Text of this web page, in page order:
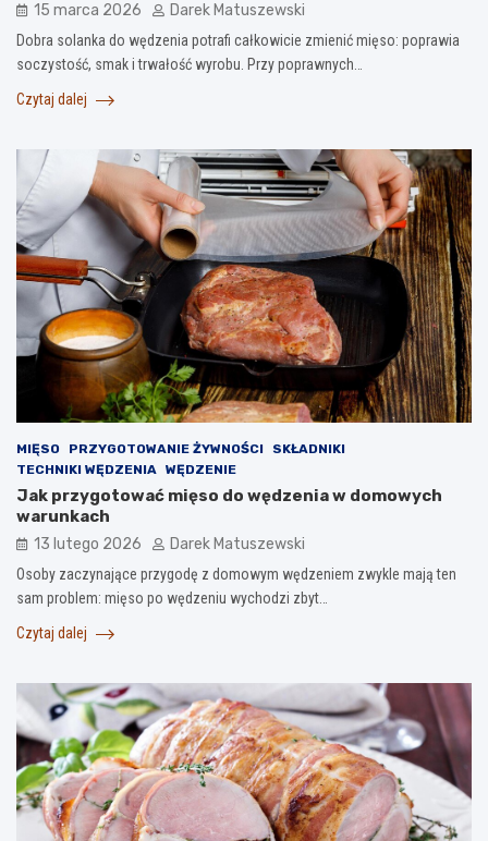
15 marca 2026 Darek Matuszewski
Dobra solanka do wędzenia potrafi całkowicie zmienić mięso: poprawia
soczystość, smak i trwałość wyrobu. Przy poprawnych…
Czytaj dalej
MIĘSO PRZYGOTOWANIE ŻYWNOŚCI
SKŁADNIKI
TECHNIKI WĘDZENIA WĘDZENIE
Jak przygotować mięso do wędzenia w domowych
warunkach
13 lutego 2026 Darek Matuszewski
Osoby zaczynające przygodę z domowym wędzeniem zwykle mają ten
sam problem: mięso po wędzeniu wychodzi zbyt…
Czytaj dalej